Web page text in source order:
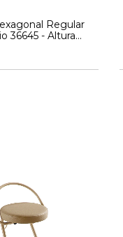
Regular
36645 - Altura
Fun - Cavaletti